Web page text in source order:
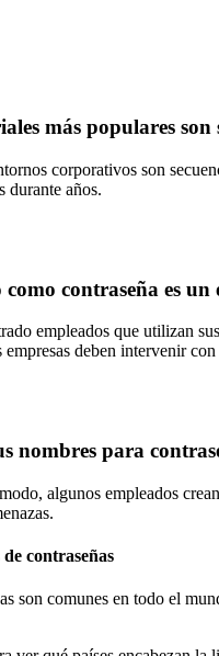
más populares son
corporativos son
durante años.
contraseña es
empleados que utilizan
deben intervenir
nombres para
algunos empleados
contraseñas
son comunes en todo el